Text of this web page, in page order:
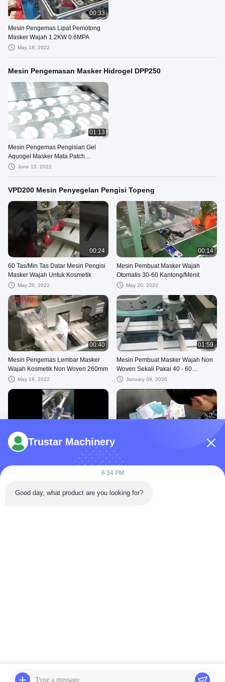
00:33
Mesin Pengemas Lipat Pemotong
Masker Wajah 1.2KW 0.6MPA
May 18, 2022
Mesin Pengemasan Masker Hidrogel DPP250
01:13
Mesin Pengemas Pengisian Gel
Aquogel Masker Mata Patch
Kosmetik
June 13, 2022
VPD200 Mesin Penyegelan Pengisi Topeng
00:24
60 Tas/Min Tas Datar Mesin Pengisi
Masker Wajah Untuk Kosmetik
May 20, 2022
00:14
Mesin Pembuat Masker Wajah
Otomatis 30-60 Kantong/Menit
May 20, 2022
00:40
Mesin Pengemas Lembar Masker
Wajah Kosmetik Non Woven 260mm
May 18, 2022
01:59
Mesin Pembuat Masker Wajah Non
Woven Sekali Pakai 40 - 60
Kantong/Menit
January 09, 2020
00:46
Mesin Pembuat Masker Wajah Non
Woven Kosmetik 0.25 M3/Min
01:13
Mesin Pembuat Masker Perawatan
Kulit Otomatis Penuh Operasi Halus
Video Lainnya
Trustar Machinery
6:34 PM
Good day, what product are you looking for?